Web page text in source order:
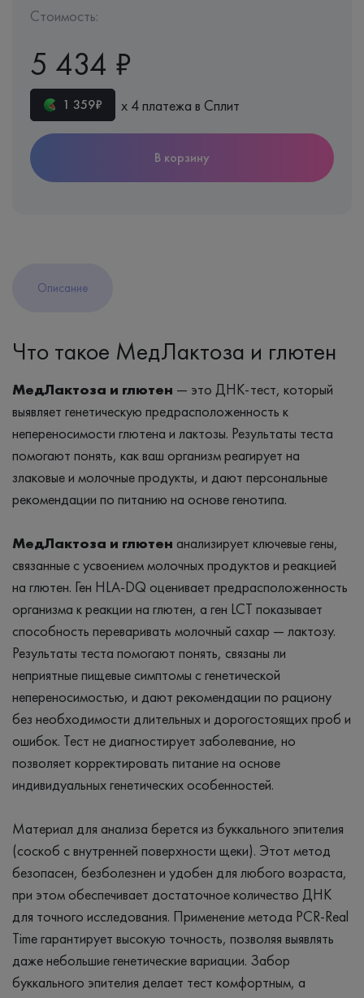
Стоимость:
5 434 ₽
1 359₽ х 4 платежа в Сплит
В корзину
Описание
Что такое МедЛактоза и глютен
МедЛактоза и глютен — это ДНК-тест, который
выявляет генетическую предрасположенность к
непереносимости глютена и лактозы. Результаты теста
помогают понять, как ваш организм реагирует на
злаковые и молочные продукты, и дают персональные
рекомендации по питанию на основе генотипа.
МедЛактоза и глютен анализирует ключевые гены,
связанные с усвоением молочных продуктов и реакцией
на глютен. Ген HLA-DQ оценивает предрасположенность
организма к реакции на глютен, а ген LCT показывает
способность переваривать молочный сахар — лактозу.
Результаты теста помогают понять, связаны ли
неприятные пищевые симптомы с генетической
непереносимостью, и дают рекомендации по рациону
без необходимости длительных и дорогостоящих проб и
ошибок. Тест не диагностирует заболевание, но
позволяет корректировать питание на основе
индивидуальных генетических особенностей.
Материал для анализа берется из буккального эпителия
(соскоб с внутренней поверхности щеки). Этот метод
безопасен, безболезнен и удобен для любого возраста,
при этом обеспечивает достаточное количество ДНК
для точного исследования. Применение метода PCR-Real
Time гарантирует высокую точность, позволяя выявлять
даже небольшие генетические вариации. Забор
буккального эпителия делает тест комфортным, а